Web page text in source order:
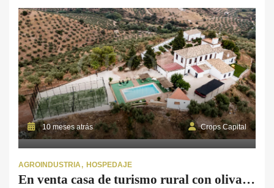
10 meses atrás Crops Capital
AGROINDUSTRIA HOSPEDAJE
En venta casa de turismo rural con olivar en Córdoba